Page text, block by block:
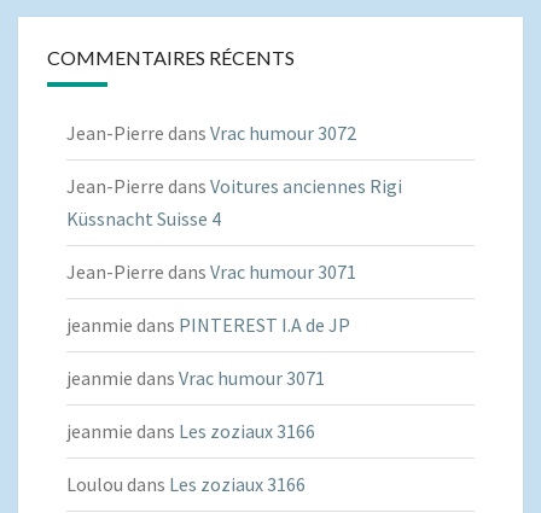
COMMENTAIRES RÉCENTS
Jean-Pierre dans Vrac humour 3072
Jean-Pierre dans Voitures anciennes Rigi
Küssnacht Suisse 4
Jean-Pierre dans Vrac humour 3071
jeanmie dans PINTEREST I.A de JP
jeanmie dans Vrac humour 3071
jeanmie dans Les zoziaux 3166
Loulou dans Les zoziaux 3166